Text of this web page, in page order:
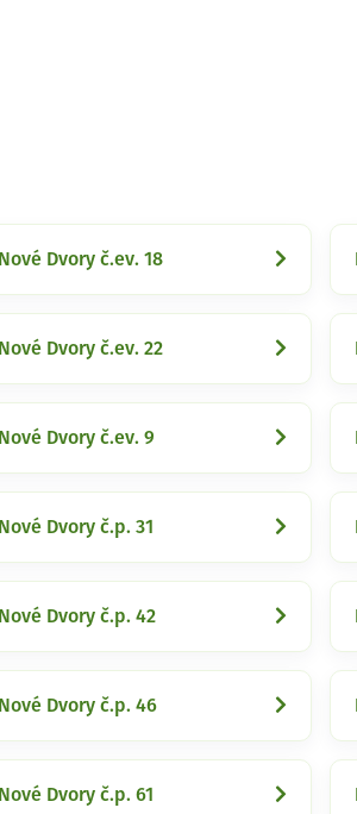
Nové Dvory č.ev. 18
Nové Dvory č.ev. 22
Nové Dvory č.ev. 9
Nové Dvory č.p. 31
Nové Dvory č.p. 42
Nové Dvory č.p. 46
Nové Dvory č.p. 61